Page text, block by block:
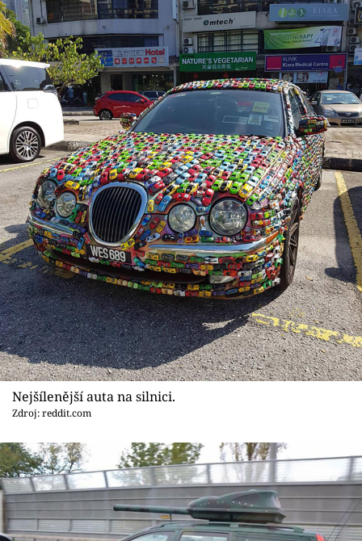
Nejšílenější auta na silnici.
Zdroj: reddit.com